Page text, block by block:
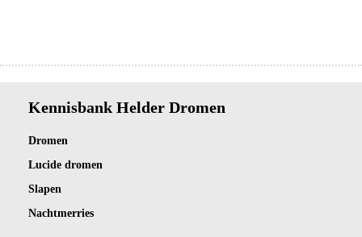
Kennisbank Helder Dromen
Dromen
Lucide dromen
Slapen
Nachtmerries